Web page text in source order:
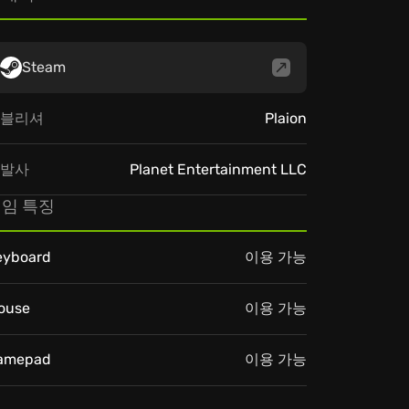
Steam
리셔 Plaion
사 Planet Entertainment LLC
특징
이용 가능
이용 가능
이용 가능